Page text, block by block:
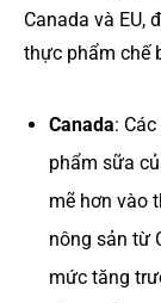
Canada và EU,
thực phẩm chế
Canada:
phẩm sữa
mẽ hơn vào
nông sản từ
mức tăng